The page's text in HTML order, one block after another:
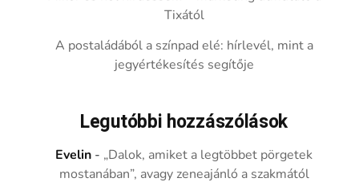
Tixától
A postaládából a színpad elé: hírlevél, mint a
jegyértékesítés segítője
Legutóbbi hozzászólások
Evelin - „Dalok, amiket a legtöbbet pörgetek
mostanában”, avagy zeneajánló a szakmától